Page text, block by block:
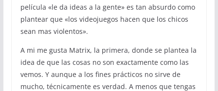
película «le da ideas a la gente» es tan absurdo como
plantear que «los videojuegos hacen que los chicos
sean mas violentos».
A mi me gusta Matrix, la primera, donde se plantea la
idea de que las cosas no son exactamente como las
vemos. Y aunque a los fines prácticos no sirve de
mucho, técnicamente es verdad. A menos que tengas